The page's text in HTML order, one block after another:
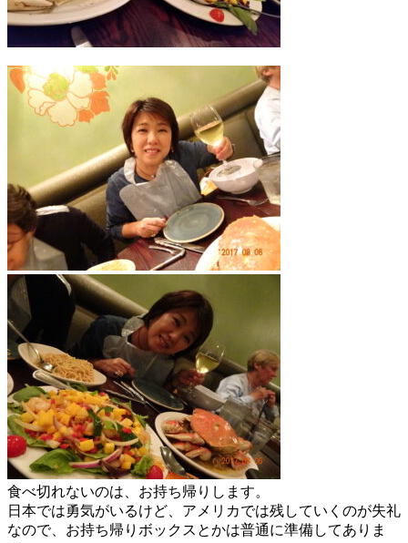
食べ切れないのは、お持ち帰りします。
日本では勇気がいるけど、アメリカでは残していくのが失礼
なので、お持ち帰りボックスとかは普通に準備してありま